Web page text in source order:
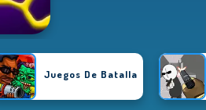
Juegos De Batalla